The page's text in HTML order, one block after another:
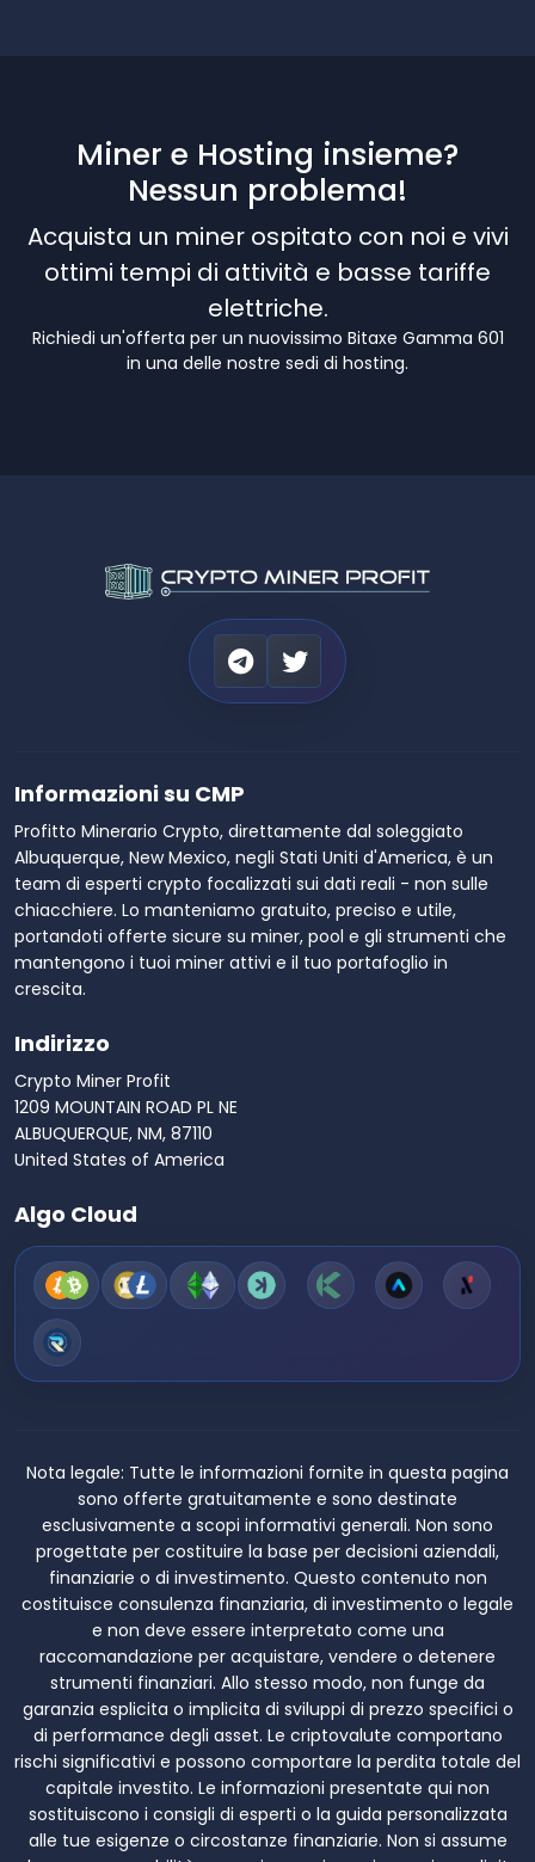
Miner e Hosting insieme?
Nessun problema!
Acquista un miner ospitato con noi e vivi
ottimi tempi di attività e basse tariffe
elettriche.
Richiedi un'offerta per un nuovissimo Bitaxe Gamma 601
in una delle nostre sedi di hosting.
Informazioni su CMP
Profitto Minerario Crypto, direttamente dal soleggiato
Albuquerque, New Mexico, negli Stati Uniti d'America, è un
team di esperti crypto focalizzati sui dati reali - non sulle
chiacchiere. Lo manteniamo gratuito, preciso e utile,
portandoti offerte sicure su miner, pool e gli strumenti che
mantengono i tuoi miner attivi e il tuo portafoglio in
crescita.
Indirizzo
Crypto Miner Profit
1209 MOUNTAIN ROAD PL NE
ALBUQUERQUE, NM, 87110
United States of America
Algo Cloud
Nota legale: Tutte le informazioni fornite in questa pagina
sono offerte gratuitamente e sono destinate
esclusivamente a scopi informativi generali. Non sono
progettate per costituire la base per decisioni aziendali,
finanziarie o di investimento. Questo contenuto non
costituisce consulenza finanziaria, di investimento o legale
e non deve essere interpretato come una
raccomandazione per acquistare, vendere o detenere
strumenti finanziari. Allo stesso modo, non funge da
garanzia esplicita o implicita di sviluppi di prezzo specifici o
di performance degli asset. Le criptovalute comportano
rischi significativi e possono comportare la perdita totale del
capitale investito. Le informazioni presentate qui non
sostituiscono i consigli di esperti o la guida personalizzata
alle tue esigenze o circostanze finanziarie. Non si assume